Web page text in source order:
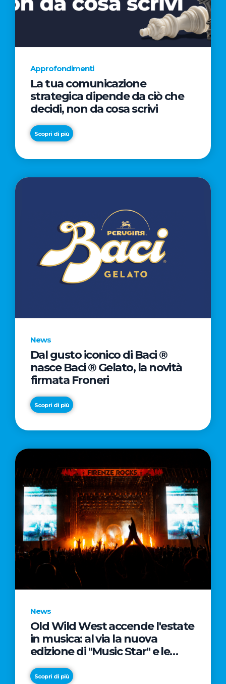
AL
CINEMA
NELLA
CAMPAGNA
REGISTA
PREMIO
OSCAR®
Approfondimenti
La tua comunicazione
strategica dipende da ciò che
decidi, non da cosa scrivi
Scopri di più
News
Dal gusto iconico di Baci ®
nasce Baci ® Gelato, la novità
firmata Froneri
Scopri di più
News
Old Wild West accende l'estate
in musica: al via la nuova
edizione di "Music Star" e le
prestigiose partnership con
Radio Italia e Live Nation
Scopri di più